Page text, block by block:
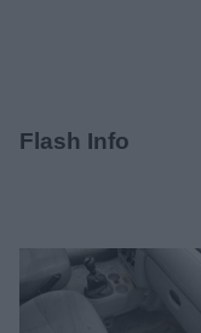
Flash Info